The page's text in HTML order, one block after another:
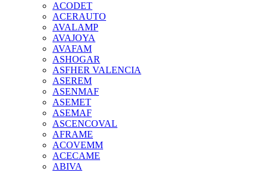
ACODET
ACERAUTO
AVALAMP
AVAJOYA
AVAFAM
ASHOGAR
ASFHER VALENCIA
ASEREM
ASENMAF
ASEMET
ASEMAF
ASCENCOVAL
AFRAME
ACOVEMM
ACECAME
ABIVA